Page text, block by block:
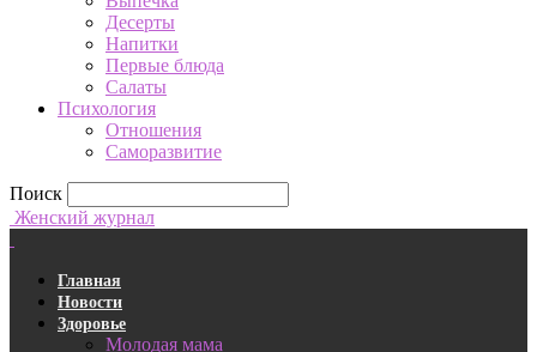
Десерты
Напитки
Первые блюда
Салаты
Психология
Отношения
Саморазвитие
Поиск
Женский журнал
Главная
Новости
Здоровье
Молодая мама